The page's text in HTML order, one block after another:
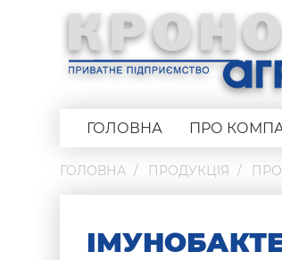
ГОЛОВНА ПРО
ГОЛОВНА ПРОДУКЦІЯ